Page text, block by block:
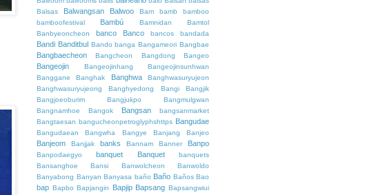
Balsas
Balwangsan Balwoo Bam bamb
bamboo
bamboofestival
Bambú Bamnidan
Bamtol
Banbyeoncheon
banco Banco bancos bandada
Bandi Banditbul Bando banga Bangameori Bangbae
Bangbaecheon Bangcheon Bangdong Bangeo
Bangeojin Bangeojinhang
Bangeojinsunhwan
Banggane
Banghak Banghwa
Banghwasuryujeon
Banghwasuryujeong
Banghyedong Bangi
Bangjik
Bangjoeoburim
Bangjukpo
Bangmulgwan
Bangnamhoe
Bangok Bangsan
bangsanmarket
Bangtaesan bangucheonpetroglyphshttps Bangudae
Bangudaean Bangwha Bangye Banjang Banjeo
Banjeom Banjjak banks Bannam Banner Banpo
Banpodaegyo banquet Banquet
banquets
Bansanghoe
Bansi Banwolcheon
Banwoldo
Banyabong Banyan Banyasa baño Baño Baños Bao
bap Bapbo Bapjangin Bapjip Bapsang Bapsangwiui